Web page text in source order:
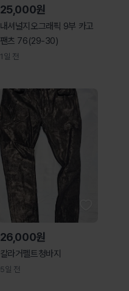
25,000원
내셔널지오그래픽 9부 카고
팬츠 76(29-30)
1일 전
26,000원
칼라거펠트청바지
5일 전